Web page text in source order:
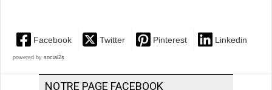
Facebook Twitter Pinterest Linkedin
powered by social2s
NOTRE PAGE FACEBOOK